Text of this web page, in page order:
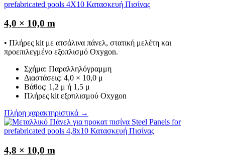
4,0 × 10,0 m
• Πλήρες kit με ατσάλινα πάνελ, στατική μελέτη και
προεπιλεγμένο εξοπλισμό Oxygon.
Σχήμα: Παραλληλόγραμμη
Διαστάσεις: 4,0 × 10,0 μ
Βάθος: 1,2 μ ή 1,5 μ
Πλήρες kit εξοπλισμού Oxygon
Πλήρη χαρακτηριστικά →
4,8 × 10,0 m